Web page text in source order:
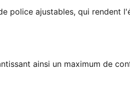
police ajustables, qui rendent
ainsi un maximum de